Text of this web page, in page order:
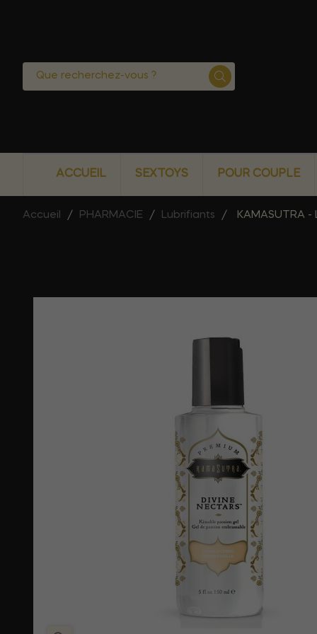
ACCUEIL SEXTOYS POUR COUPLE
Accueil PHARMACIE Lubrifiants KAMASUTRA -